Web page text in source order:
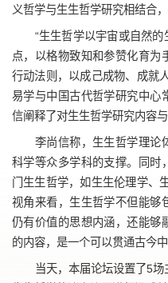
义哲学与生生哲学研究相结合
“生生哲学以宇宙或自然
点，以格物致知和参赞化育为
行动法则，以成己成物、成就
易学与中国古代哲学研究中心
信阐释了对生生哲学研究内容与
李尚信称，生生哲学理论
科学等众多学科的支撑。同时
门生生哲学，如生生伦理学、
视角来看，生生哲学不但能够
仍有价值的思想内涵，还能够
的内容，是一个可以贯通古今
当天，本届论坛设置了5